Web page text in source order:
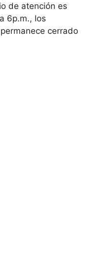
de atención es
6p.m., los
cerrado